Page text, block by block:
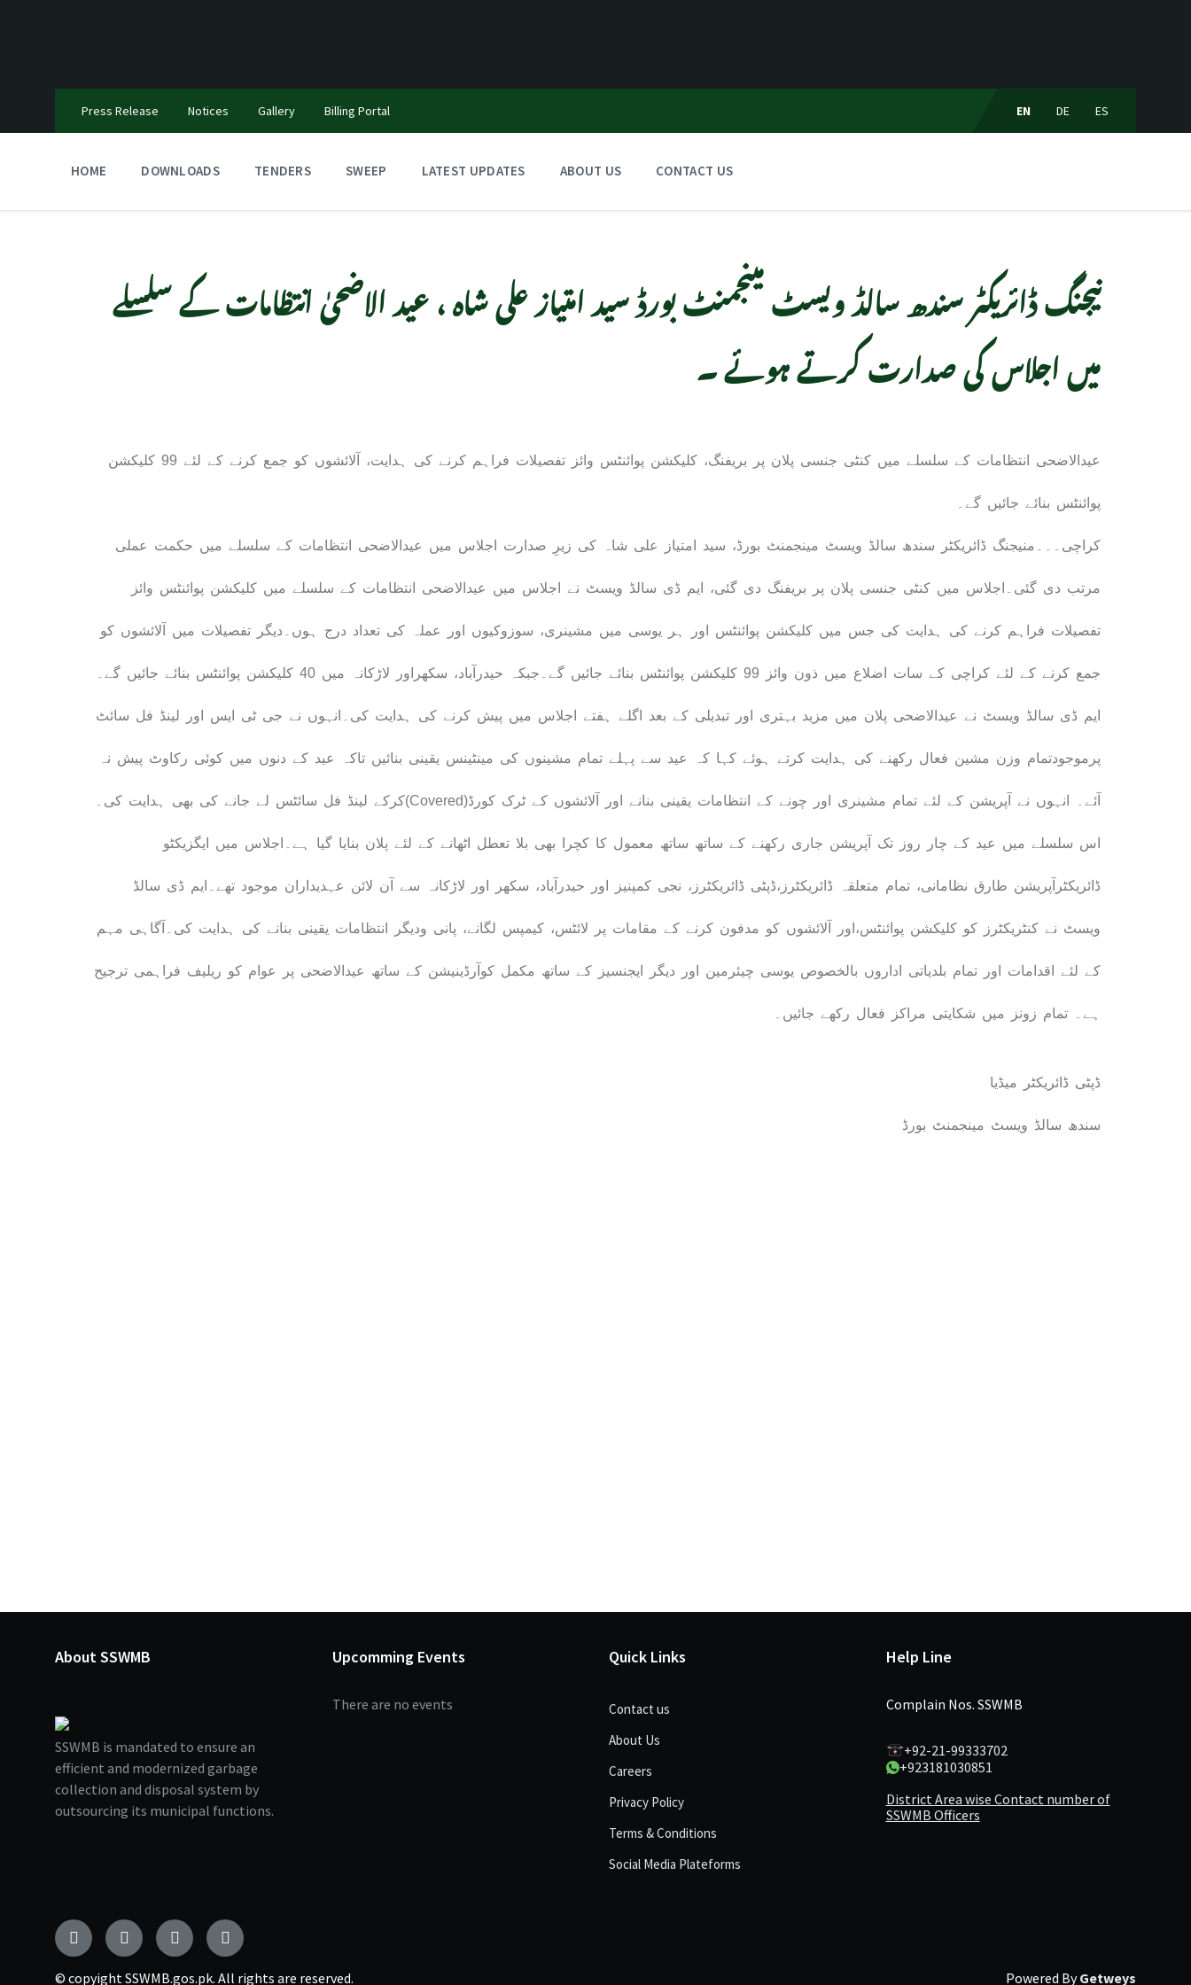
Press Release Notices Gallery Billing Portal EN DE ES
HOME DOWNLOADS TENDERS SWEEP LATEST UPDATES ABOUT US CONTACT US
نیجنگ ڈائریکٹر سندھ سالڈ ویسٹ مینجمنٹ بورڈ سید امتیاز علی شاہ ، عید الاضحیٰ انتظامات کے سلسلے
میں اجلاس کی صدارت کرتے ہوئے ۔
عیدالاضحی انتظامات کے سلسلے میں کنٹی جنسی پلان پر بریفنگ، کلیکشن پوائنٹس وائز تفصیلات فراہم کرنے کی ہدایت، آلائشوں کو جمع کرنے کے لئے 99 کلیکشن
پوائنٹس بنائے جائیں گے۔
کراچی۔۔۔منیجنگ ڈائریکٹر سندھ سالڈ ویسٹ مینجمنٹ بورڈ، سید امتیاز علی شاہ کی زیرِ صدارت اجلاس میں عیدالاضحی انتظامات کے سلسلے میں حکمت عملی
مرتب دی گئی۔اجلاس میں کنٹی جنسی پلان پر بریفنگ دی گئی، ایم ڈی سالڈ ویسٹ نے اجلاس میں عیدالاضحی انتظامات کے سلسلے میں کلیکشن پوائنٹس وائز
تفصیلات فراہم کرنے کی ہدایت کی جس میں کلیکشن پوائنٹس اور ہر یوسی میں مشینری، سوزوکیوں اور عملہ کی تعداد درج ہوں۔دیگر تفصیلات میں آلائشوں کو
جمع کرنے کے لئے کراچی کے سات اضلاع میں ذون وائز 99 کلیکشن پوائنٹس بنائے جائیں گے۔جبکہ حیدرآباد، سکھراور لاڑکانہ میں 40 کلیکشن پوائنٹس بنائے جائیں گے۔
ایم ڈی سالڈ ویسٹ نے عیدالاضحی پلان میں مزید بہتری اور تبدیلی کے بعد اگلے ہفتے اجلاس میں پیش کرنے کی ہدایت کی۔انہوں نے جی ٹی ایس اور لینڈ فل سائٹ
پرموجودتمام وزن مشین فعال رکھنے کی ہدایت کرتے ہوئے کہا کہ عید سے پہلے تمام مشینوں کی مینٹینس یقینی بنائیں تاکہ عید کے دنوں میں کوئی رکاوٹ پیش نہ
آئے۔ انہوں نے آپریشن کے لئے تمام مشینری اور چونے کے انتظامات یقینی بنانے اور آلائشوں کے ٹرک کورڈ(Covered)کرکے لینڈ فل سائٹس لے جانے کی بھی ہدایت کی۔
اس سلسلے میں عید کے چار روز تک آپریشن جاری رکھنے کے ساتھ ساتھ معمول کا کچرا بھی بلا تعطل اٹھانے کے لئے پلان بنایا گیا ہے۔اجلاس میں ایگزیکٹو
ڈائریکٹرآپریشن طارق نظامانی، تمام متعلقہ ڈائریکٹرز،ڈپٹی ڈائریکٹرز، نجی کمپنیز اور حیدرآباد، سکھر اور لاڑکانہ سے آن لائن عہدیداران موجود تھے۔ایم ڈی سالڈ
ویسٹ نے کنٹریکٹرز کو کلیکشن پوائنٹس،اور آلائشوں کو مدفون کرنے کے مقامات پر لائٹس، کیمپس لگانے، پانی ودیگر انتظامات یقینی بنانے کی ہدایت کی۔آگاہی مہم
کے لئے اقدامات اور تمام بلدیاتی اداروں بالخصوص یوسی چیئرمین اور دیگر ایجنسیز کے ساتھ مکمل کوآرڈینیشن کے ساتھ عیدالاضحی پر عوام کو ریلیف فراہمی ترجیح
ہے۔ تمام زونز میں شکایتی مراکز فعال رکھے جائیں۔
ڈپٹی ڈائریکٹر میڈیا
سندھ سالڈ ویسٹ مینجمنٹ بورڈ
About SSWMB
SSWMB is mandated to ensure an
efficient and modernized garbage
collection and disposal system by
outsourcing its municipal functions.
Upcomming Events
There are no events
Quick Links
Contact us
About Us
Careers
Privacy Policy
Terms & Conditions
Social Media Plateforms
Help Line
Complain Nos. SSWMB
+92-21-99333702
+923181030851
District Area wise Contact number of
SSWMB Officers
© copyight SSWMB.gos.pk. All rights are reserved. Powered ByGetweys